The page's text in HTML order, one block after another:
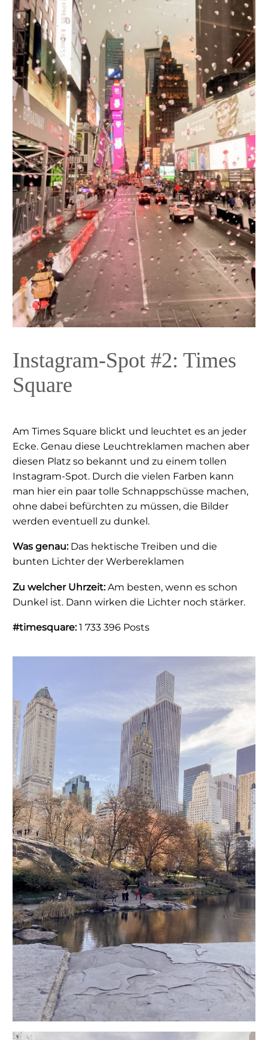
Instagram-Spot #2: Times
Square
Am Times Square blickt und leuchtet es an jeder
Ecke. Genau diese Leuchtreklamen machen aber
diesen Platz so bekannt und zu einem tollen
Instagram-Spot. Durch die vielen Farben kann
man hier ein paar tolle Schnappschüsse machen,
ohne dabei befürchten zu müssen, die Bilder
werden eventuell zu dunkel.
Was genau:Das hektische Treiben und die
bunten Lichter der Werbereklamen
Zu welcher Uhrzeit:Am besten, wenn es schon
Dunkel ist. Dann wirken die Lichter noch stärker.
#timesquare:1 733 396 Posts